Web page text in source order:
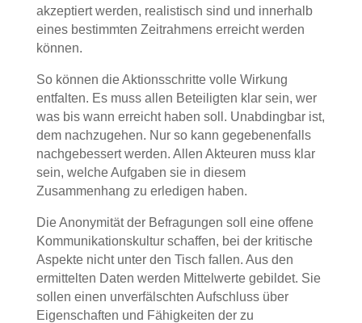
akzeptiert werden, realistisch sind und innerhalb
eines bestimmten Zeitrahmens erreicht werden
können.
So können die Aktionsschritte volle Wirkung
entfalten. Es muss allen Beteiligten klar sein, wer
was bis wann erreicht haben soll. Unabdingbar ist,
dem nachzugehen. Nur so kann gegebenenfalls
nachgebessert werden. Allen Akteuren muss klar
sein, welche Aufgaben sie in diesem
Zusammenhang zu erledigen haben.
Die Anonymität der Befragungen soll eine offene
Kommunikationskultur schaffen, bei der kritische
Aspekte nicht unter den Tisch fallen. Aus den
ermittelten Daten werden Mittelwerte gebildet. Sie
sollen einen unverfälschten Aufschluss über
Eigenschaften und Fähigkeiten der zu